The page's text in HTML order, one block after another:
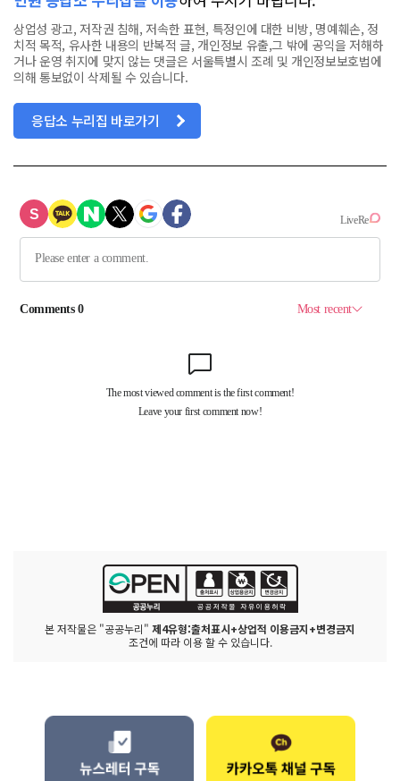
상업성 광고, 저작권 침해, 저속한 표현, 특정인에 대한 비방, 명예훼손, 정
치적 목적, 유사한 내용의 반복적 글, 개인정보 유출,그 밖에 공익을 저해하
거나 운영 취지에 맞지 않는 댓글은 서울특별시 조례 및 개인정보보호법에
의해 통보없이 삭제될 수 있습니다.
응답소 누리집 바로가기
본 저작물은 "공공누리" 제4유형:출처표시+상업적 이용금지+변경금지
조건에 따라 이용 할 수 있습니다.